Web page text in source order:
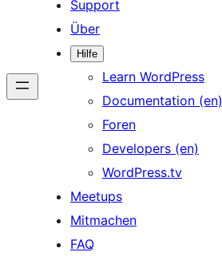
Support
Über
Hilfe
Learn WordPress
Documentation (en)
Foren
Developers (en)
WordPress.tv
Meetups
Mitmachen
FAQ